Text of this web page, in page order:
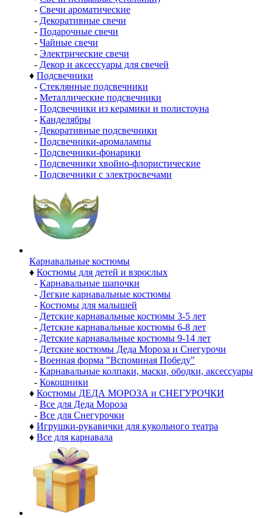
- Свечи ароматические
- Декоративные свечи
- Подарочные свечи
- Чайные свечи
- Электрические свечи
- Декор и аксессуары для свечей
♦ Подсвечники
- Стеклянные подсвечники
- Металлические подсвечники
- Подсвечники из керамики и полистоуна
- Канделябры
- Декоративные подсвечники
- Подсвечники-аромалампы
- Подсвечники-фонарики
- Подсвечники хвойно-флористические
- Подсвечники с электросвечами
Карнавальные костюмы
♦ Костюмы для детей и взрослых
- Карнавальные шапочки
- Легкие карнавальные костюмы
- Костюмы для малышей
- Детские карнавальные костюмы 3-5 лет
- Детские карнавальные костюмы 6-8 лет
- Детские карнавальные костюмы 9-14 лет
- Детские костюмы Деда Мороза и Снегурочи
- Военная форма "Вспоминая Победу"
- Карнавальные колпаки, маски, ободки, аксессуары
- Кокошники
♦ Костюмы ДЕДА МОРОЗА и СНЕГУРОЧКИ
- Все для Деда Мороза
- Все для Снегурочки
♦ Игрушки-рукавички для кукольного театра
♦ Все для карнавала